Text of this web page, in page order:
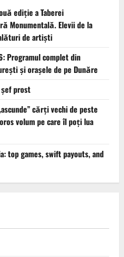
ediție a Taberei
Monumentală. Elevii de la
de artiști
Programul complet din
și orașele de pe Dunăre
prost
cărți vechi de peste
volum pe care îl poți lua
top games, swift payouts, and